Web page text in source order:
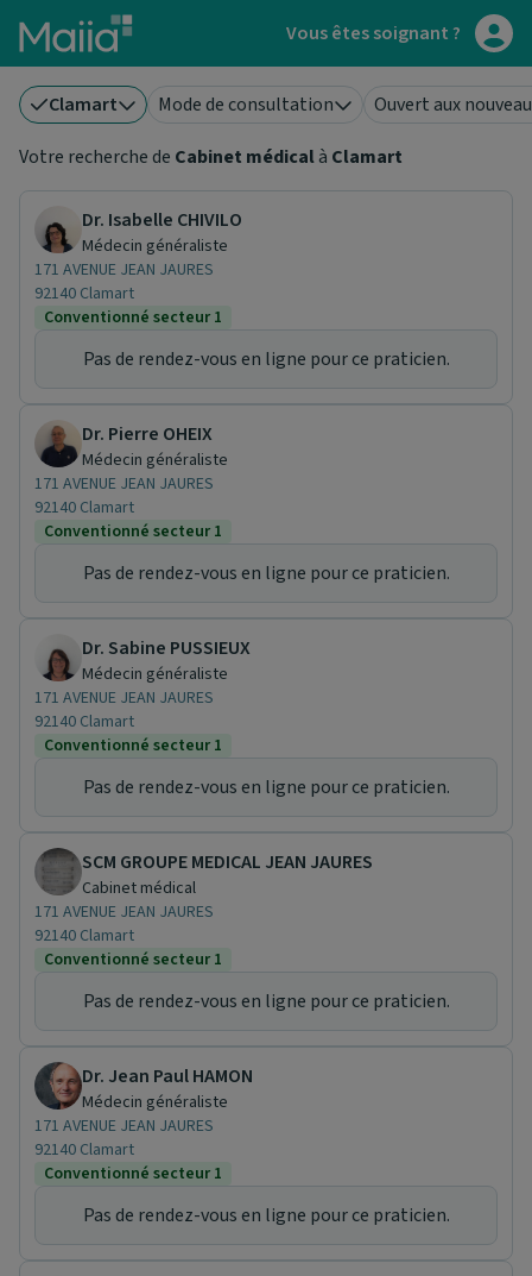
Aller au contenu principal Vous êtes soignant ?
Clamart Mode de consultation
Ouvert aux
Votre recherche de Cabinet médicalà Clamart
Dr. Isabelle CHIVILO
Médecin généraliste
171 AVENUE JEAN JAURES
92140 Clamart
Conventionné secteur 1
Pas de rendez-vous en ligne pour ce praticien.
Dr. Pierre OHEIX
Médecin généraliste
171 AVENUE JEAN JAURES
92140 Clamart
Conventionné secteur 1
Pas de rendez-vous en ligne pour ce praticien.
Dr. Sabine PUSSIEUX
Médecin généraliste
171 AVENUE JEAN JAURES
92140 Clamart
Conventionné secteur 1
Pas de rendez-vous en ligne pour ce praticien.
SCM GROUPE MEDICAL JEAN JAURES
Cabinet médical
171 AVENUE JEAN JAURES
92140 Clamart
Conventionné secteur 1
Pas de rendez-vous en ligne pour ce praticien.
Dr. Jean Paul HAMON
Médecin généraliste
171 AVENUE JEAN JAURES
92140 Clamart
Conventionné secteur 1
Pas de rendez-vous en ligne pour ce praticien.